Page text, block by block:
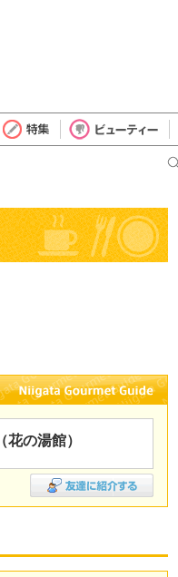
の湯館）